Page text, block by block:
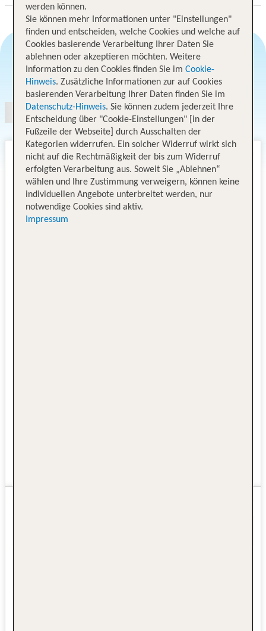
Angebotsauswahl
werden können.
Sie können mehr Informationen unter "Einstellungen"
finden und entscheiden, welche Cookies und welche auf
Cookies basierende Verarbeitung Ihrer Daten Sie
ablehnen oder akzeptieren möchten. Weitere
Information zu den Cookies finden Sie im Cookie-
Hinweis. Zusätzliche Informationen zur auf Cookies
basierenden Verarbeitung Ihrer Daten finden Sie im
Datenschutz-Hinweis. Sie können zudem jederzeit Ihre
Entscheidung über "Cookie-Einstellungen" [in der
Fußzeile der Webseite] durch Ausschalten der
Kategorien widerrufen. Ein solcher Widerruf wirkt sich
nicht auf die Rechtmäßigkeit der bis zum Widerruf
erfolgten Verarbeitung aus. Soweit Sie „Ablehnen“
wählen und Ihre Zustimmung verweigern, können keine
individuellen Angebote unterbreitet werden, nur
notwendige Cookies sind aktiv.
Impressum